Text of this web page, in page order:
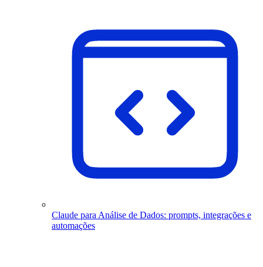
Claude para Análise de Dados: prompts, integrações e
automações